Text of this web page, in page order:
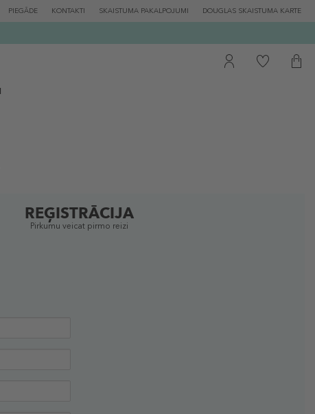
PIEGĀDE KONTAKTI SKAISTUMA PAKALPOJUMI DOUGLAS SKAISTUMA KARTE
REĢISTRĀCIJA
Pirkumu veicat pirmo reizi